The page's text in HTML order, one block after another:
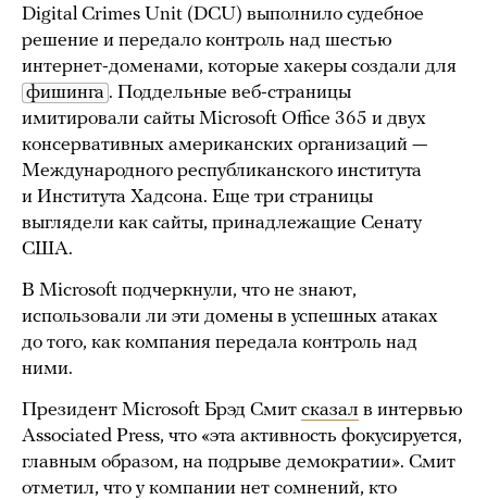
Digital Crimes Unit (DCU) выполнило судебное
решение и передало контроль над шестью
интернет-доменами, которые хакеры создали для
фишинга . Поддельные веб-страницы
имитировали сайты Microsoft Office 365 и двух
консервативных американских организаций —
Международного республиканского института
и Института Хадсона. Еще три страницы
выглядели как сайты, принадлежащие Сенату
США.
В Microsoft подчеркнули, что не знают,
использовали ли эти домены в успешных атаках
до того, как компания передала контроль над
ними.
Президент Microsoft Брэд Смит сказал в интервью
Associated Press, что «эта активность фокусируется,
главным образом, на подрыве демократии». Смит
отметил, что у компании нет сомнений, кто